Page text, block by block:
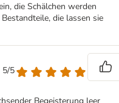
die Schälchen werden
die lassen sie
5/5